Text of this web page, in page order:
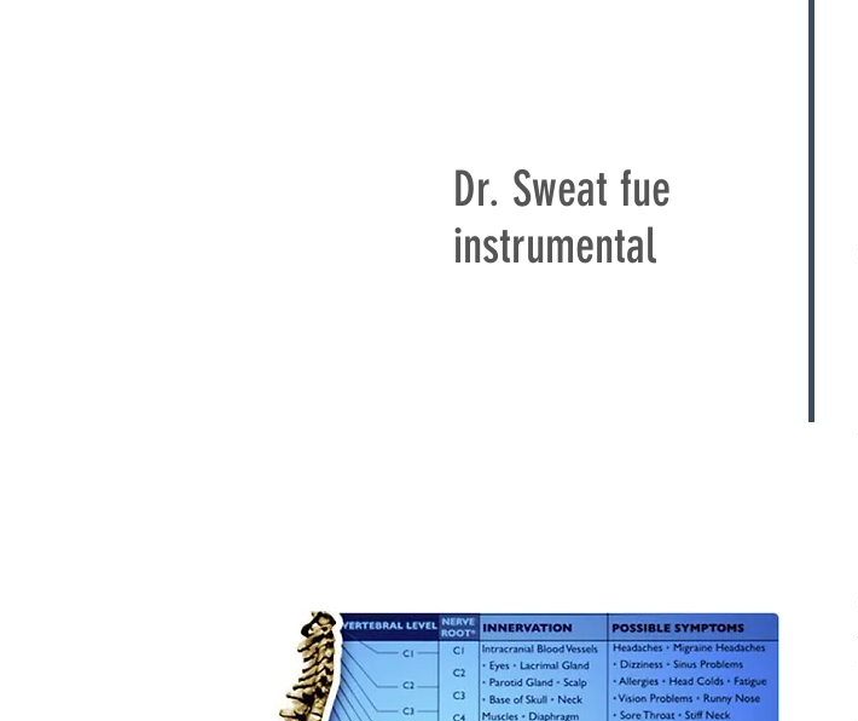
Dr. Sweat fue
instrumental